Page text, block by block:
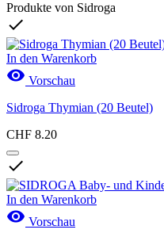
Produkte von Sidroga

In den Warenkorb
 Vorschau
Sidroga Thymian (20 Beutel)
CHF 8.20

In den Warenkorb
 Vorschau